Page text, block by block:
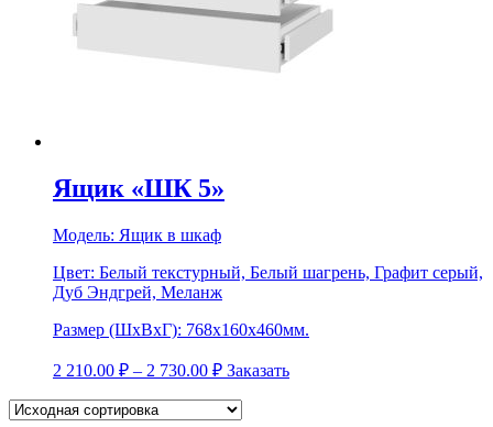
Ящик «ШК 5»
Модель: Ящик в шкаф
Цвет: Белый текстурный, Белый шагрень, Графит серый,
Дуб Эндгрей, Меланж
Размер (ШхВхГ): 768х160х460мм.
2 210.00 ₽ – 2 730.00 ₽ Заказать